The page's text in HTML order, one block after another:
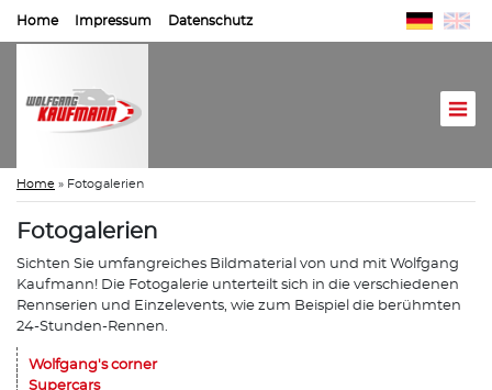
Home Impressum Datenschutz
Home » Fotogalerien
Fotogalerien
Sichten Sie umfangreiches Bildmaterial von und mit Wolfgang
Kaufmann! Die Fotogalerie unterteilt sich in die verschiedenen
Rennserien und Einzelevents, wie zum Beispiel die berühmten
24-Stunden-Rennen.
Wolfgang's corner
Supercars